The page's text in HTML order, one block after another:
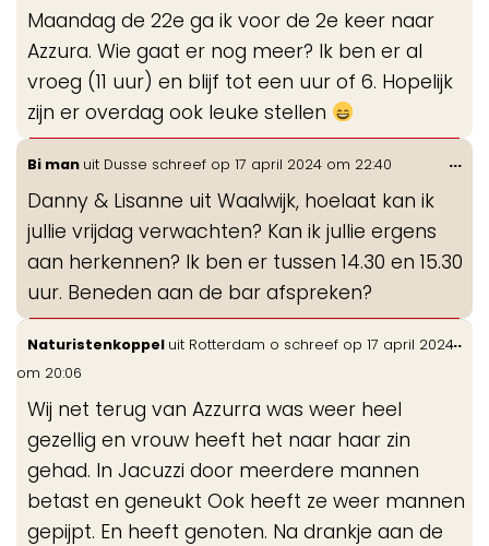
Maandag de 22e ga ik voor de 2e keer naar
Azzura. Wie gaat er nog meer? Ik ben er al
vroeg (11 uur) en blijf tot een uur of 6. Hopelijk
zijn er overdag ook leuke stellen
Bi man uit Dusse schreef op 17 april 2024 om 22:40
Danny & Lisanne uit Waalwijk, hoelaat kan ik
jullie vrijdag verwachten? Kan ik jullie ergens
aan herkennen? Ik ben er tussen 14.30 en 15.30
uur. Beneden aan de bar afspreken?
...
Naturistenkoppel uit Rotterdam o schreef op 17 april 2024
om 20:06
Wij net terug van Azzurra was weer heel
gezellig en vrouw heeft het naar haar zin
gehad. In Jacuzzi door meerdere mannen
betast en geneukt Ook heeft ze weer mannen
gepijpt. En heeft genoten. Na drankje aan de
...